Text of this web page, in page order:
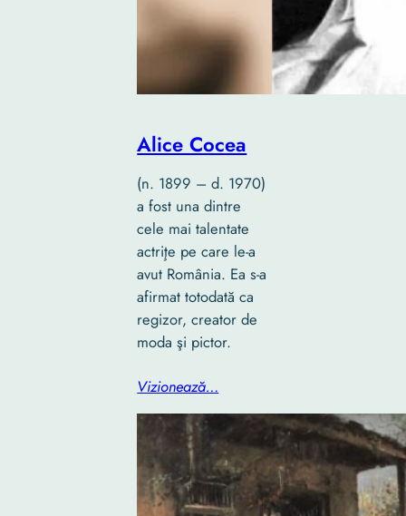
Alice Cocea
(n. 1899 – d. 1970)
a fost una dintre
cele mai talentate
actriţe pe care le-a
avut România. Ea s-a
afirmat totodată ca
regizor, creator de
moda şi pictor.
Vizionează…